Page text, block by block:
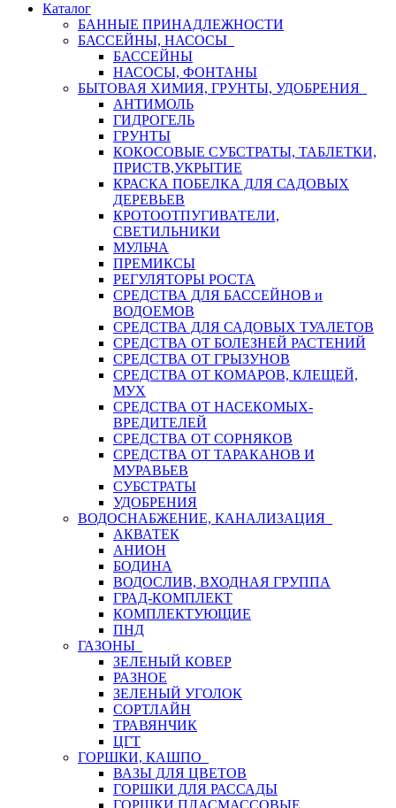
Каталог
БАННЫЕ ПРИНАДЛЕЖНОСТИ
БАССЕЙНЫ, НАСОСЫ
БАССЕЙНЫ
НАСОСЫ, ФОНТАНЫ
БЫТОВАЯ ХИМИЯ, ГРУНТЫ, УДОБРЕНИЯ
АНТИМОЛЬ
ГИДРОГЕЛЬ
ГРУНТЫ
КОКОСОВЫЕ СУБСТРАТЫ, ТАБЛЕТКИ,
ПРИСТВ,УКРЫТИЕ
КРАСКА ПОБЕЛКА ДЛЯ САДОВЫХ
ДЕРЕВЬЕВ
КРОТООТПУГИВАТЕЛИ,
СВЕТИЛЬНИКИ
МУЛЬЧА
ПРЕМИКСЫ
РЕГУЛЯТОРЫ РОСТА
СРЕДСТВА ДЛЯ БАССЕЙНОВ и
ВОДОЕМОВ
СРЕДСТВА ДЛЯ САДОВЫХ ТУАЛЕТОВ
СРЕДСТВА ОТ БОЛЕЗНЕЙ РАСТЕНИЙ
СРЕДСТВА ОТ ГРЫЗУНОВ
СРЕДСТВА ОТ КОМАРОВ, КЛЕЩЕЙ,
МУХ
СРЕДСТВА ОТ НАСЕКОМЫХ-
ВРЕДИТЕЛЕЙ
СРЕДСТВА ОТ СОРНЯКОВ
СРЕДСТВА ОТ ТАРАКАНОВ И
МУРАВЬЕВ
СУБСТРАТЫ
УДОБРЕНИЯ
ВОДОСНАБЖЕНИЕ, КАНАЛИЗАЦИЯ
АКВАТЕК
АНИОН
БОДИНА
ВОДОСЛИВ, ВХОДНАЯ ГРУППА
ГРАД-КОМПЛЕКТ
КОМПЛЕКТУЮЩИЕ
ПНД
ГАЗОНЫ
ЗЕЛЕНЫЙ КОВЕР
РАЗНОЕ
ЗЕЛЕНЫЙ УГОЛОК
СОРТЛАЙН
ТРАВЯНЧИК
ЦГТ
ГОРШКИ, КАШПО
ВАЗЫ ДЛЯ ЦВЕТОВ
ГОРШКИ ДЛЯ РАССАДЫ
ГОРШКИ ПЛАСМАССОВЫЕ